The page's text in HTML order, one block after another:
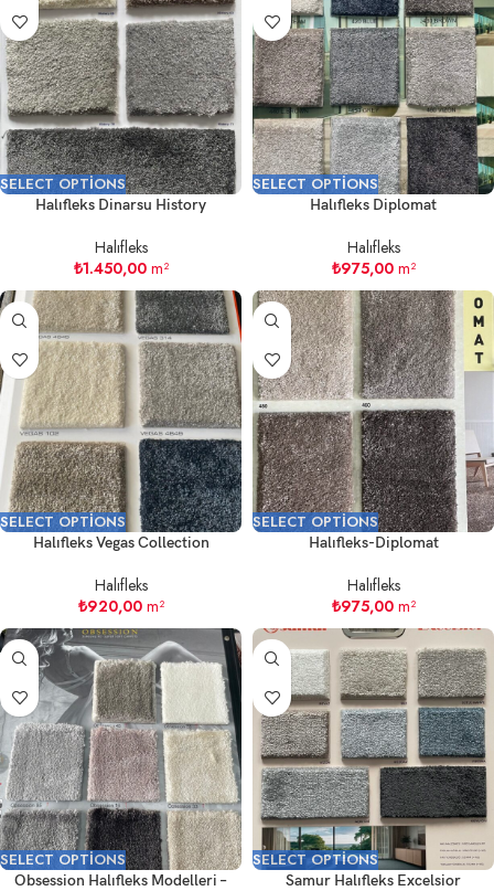
SELECT OPTIONS
Halıfleks Dinarsu History
Halıfleks
₺1.450,00m²
SELECT OPTIONS
Halıfleks Diplomat
Halıfleks
₺975,00m²
SELECT OPTIONS
Halıfleks Vegas Collection
Halıfleks
₺920,00m²
SELECT OPTIONS
Halıfleks-Diplomat
Halıfleks
₺975,00m²
SELECT OPTIONS
Obsession Halıfleks Modelleri –
SELECT OPTIONS
Samur Halıfleks Excelsior